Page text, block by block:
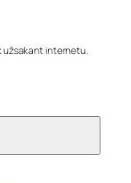
užsakant internetu.